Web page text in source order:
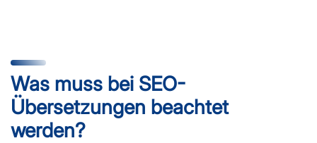
Was muss bei SEO-
Übersetzungen beachtet
werden?